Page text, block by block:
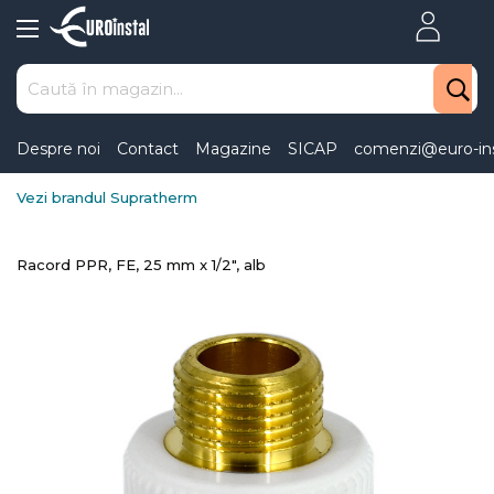
to
Content
Despre noi Contact Magazine SICAP comenzi@euro-
Vezi brandul Supratherm
Racord PPR, FE, 25 mm x 1/2", alb